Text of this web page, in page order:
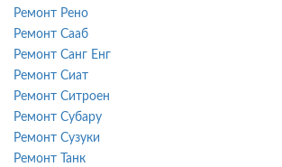
Ремонт Рено
Ремонт Сааб
Ремонт Санг Енг
Ремонт Сиат
Ремонт Ситроен
Ремонт Субару
Ремонт Сузуки
Ремонт Танк